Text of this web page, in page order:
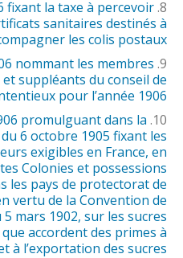
fixant la taxe à percevoir
sanitaires destinés à
les colis postaux.
nommant les membres
suppléants du conseil de
pour l’année 1906.
promulguant dans la
6 octobre 1905 fixant les
exigibles en France, en
Colonies et possessions
les pays de protectorat de
vertu de la Convention de
mars 1902, sur les sucres
accordent des primes à
à l’exportation des sucres.